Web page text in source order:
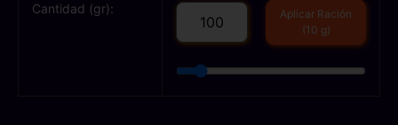
Cantidad (gr):
Aplicar Ración
(10 g)